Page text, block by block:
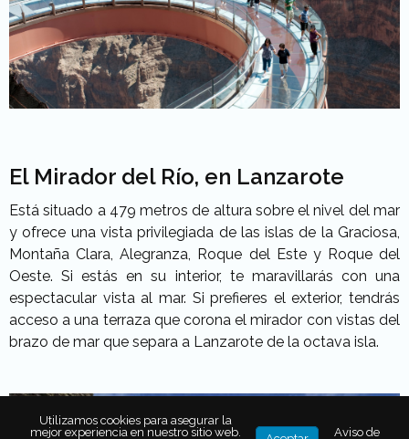
El Mirador del Río, en Lanzarote
Está situado a 479 metros de altura sobre el nivel del mar
y ofrece una vista privilegiada de las islas de la Graciosa,
Montaña Clara, Alegranza, Roque del Este y Roque del
Oeste. Si estás en su interior, te maravillarás con una
espectacular vista al mar. Si prefieres el exterior, tendrás
acceso a una terraza que corona el mirador con vistas del
brazo de mar que separa a Lanzarote de la octava isla.
Utilizamos cookies para asegurar la
mejor experiencia en nuestro sitio web.
Aviso de